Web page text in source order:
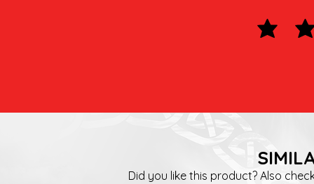
Did you like this product? Also